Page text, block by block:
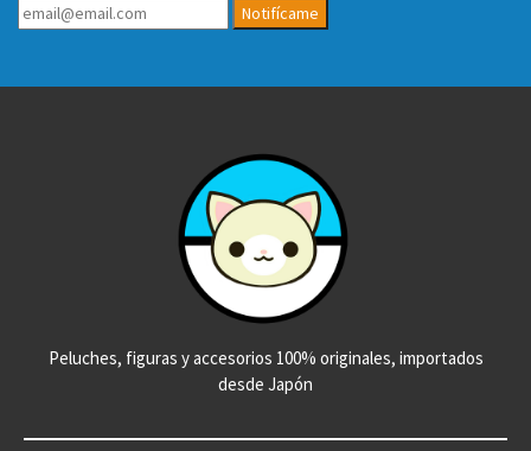
Notifícame
Peluches, figuras y accesorios 100% originales, importados
desde Japón